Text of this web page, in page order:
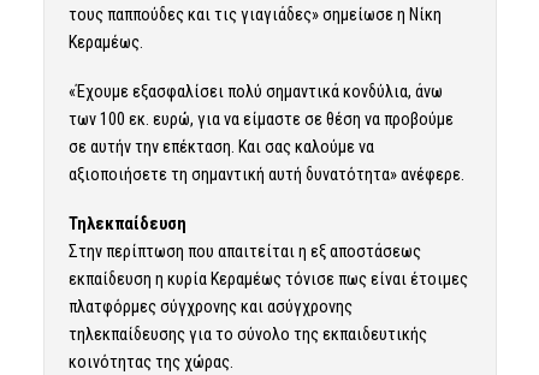
τους παππούδες και τις γιαγιάδες» σημείωσε η Νίκη
Κεραμέως.
«Έχουμε εξασφαλίσει πολύ σημαντικά κονδύλια, άνω
των 100 εκ. ευρώ, για να είμαστε σε θέση να προβούμε
σε αυτήν την επέκταση. Και σας καλούμε να
αξιοποιήσετε τη σημαντική αυτή δυνατότητα» ανέφερε.
Τηλεκπαίδευση
Στην περίπτωση που απαιτείται η εξ αποστάσεως
εκπαίδευση η κυρία Κεραμέως τόνισε πως είναι έτοιμες
πλατφόρμες σύγχρονης και ασύγχρονης
τηλεκπαίδευσης για το σύνολο της εκπαιδευτικής
κοινότητας της χώρας.